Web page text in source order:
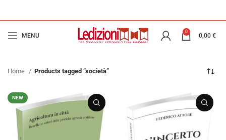
MENU
0
0,00 €
Home Products tagged “società”
NEW